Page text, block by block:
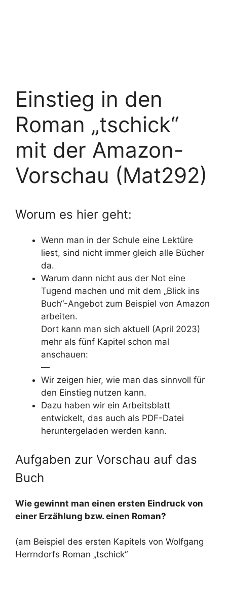
Einstieg in den
Roman „tschick“
mit der Amazon-
Vorschau (Mat292)
Worum es hier geht:
Wenn man in der Schule eine Lektüre
liest, sind nicht immer gleich alle Bücher
da.
Warum dann nicht aus der Not eine
Tugend machen und mit dem „Blick ins
Buch“-Angebot zum Beispiel von Amazon
arbeiten.
Dort kann man sich aktuell (April 2023)
mehr als fünf Kapitel schon mal
anschauen:
—
Wir zeigen hier, wie man das sinnvoll für
den Einstieg nutzen kann.
Dazu haben wir ein Arbeitsblatt
entwickelt, das auch als PDF-Datei
heruntergeladen werden kann.
Aufgaben zur Vorschau auf das
Buch
Wie gewinnt man einen ersten Eindruck von
einer Erzählung bzw. einen Roman?
(am Beispiel des ersten Kapitels von Wolfgang
Herrndorfs Roman „tschick“